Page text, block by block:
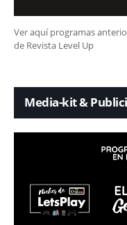
Ver aquí programas
de Revista Level Up
Media-kit &